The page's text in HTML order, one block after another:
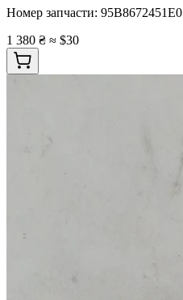
Номер запчасти: 95B8672451E0
1 380 ₴ ≈ $30